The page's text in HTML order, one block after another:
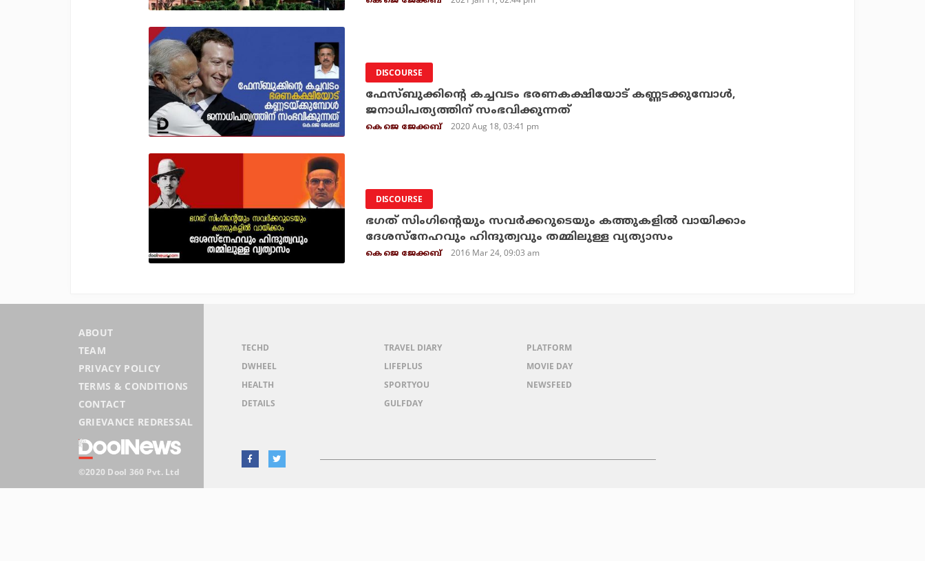
DISCOURSE
ഫേസ്ബുക്കിന്റെ കച്ചവടം ഭരണകക്ഷിയോട് കണ്ണടക്കുമ്പോള്‍,
ജനാധിപത്യത്തിന് സംഭവിക്കുന്നത്
കെ ജെ ജേക്കബ് 2020 Aug 18, 03:41 pm
DISCOURSE
ഭഗത് സിംഗിന്റെയും സവര്‍ക്കറുടെയും കത്തുകളില്‍ വായിക്കാം
ദേശസ്നേഹവും ഹിന്ദുത്വവും തമ്മിലുള്ള വ്യത്യാസം
കെ ജെ ജേക്കബ് 2016 Mar 24, 09:03 am
ABOUT
TEAM
PRIVACY POLICY
TERMS & CONDITIONS
CONTACT
GRIEVANCE REDRESSAL
©2020 Dool 360 Pvt. Ltd
TECHD
DWHEEL
HEALTH
DETAILS
TRAVEL DIARY
LIFEPLUS
SPORTYOU
GULFDAY
PLATFORM
MOVIE DAY
NEWSFEED